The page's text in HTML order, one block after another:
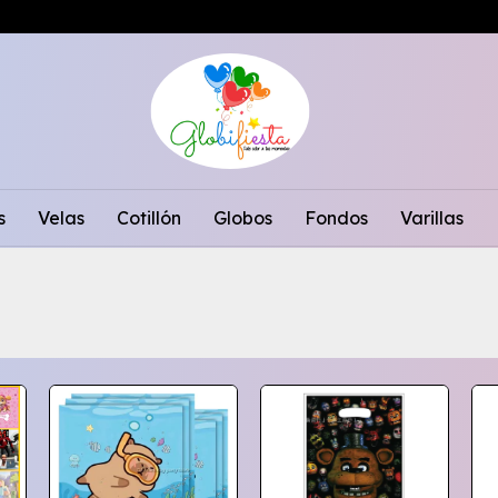
Velas Cotillón Globos Fondos Varillas